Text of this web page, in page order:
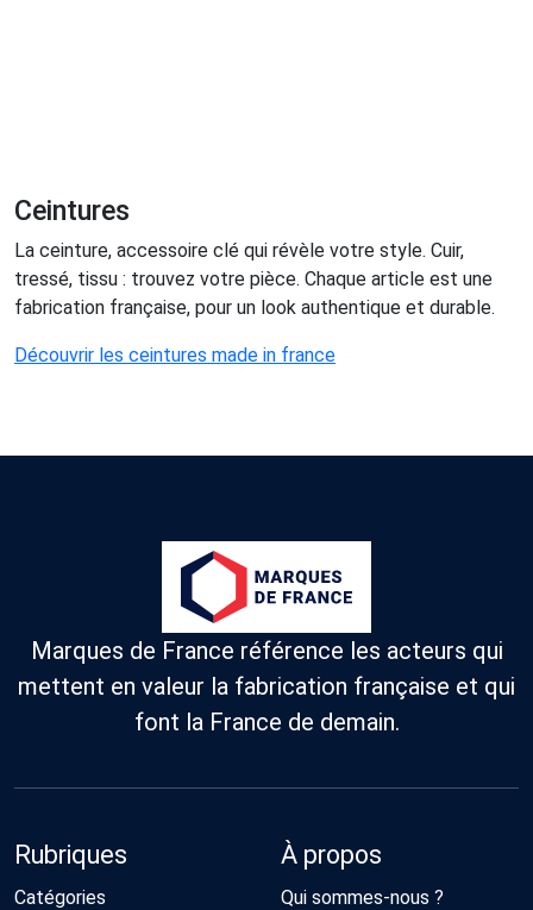
Ceintures
La ceinture, accessoire clé qui révèle votre style. Cuir,
tressé, tissu : trouvez votre pièce. Chaque article est une
fabrication française, pour un look authentique et durable.
Découvrir les ceintures made in france
Marques de France référence les acteurs qui
mettent en valeur la fabrication française et qui
font la France de demain.
Rubriques
Catégories
À propos
Qui sommes-nous ?